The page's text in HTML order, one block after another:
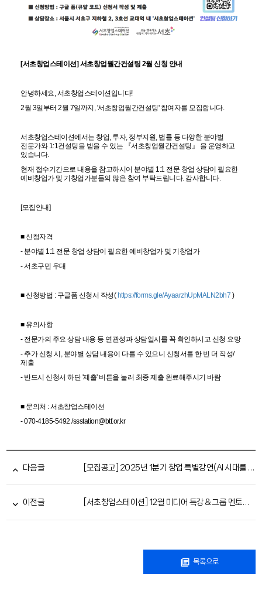
[서초창업스테이션] 서초창업월간컨설팅 2월 신청 안내
안녕하세요, 서초창업스테이션입니다!
2월 3일부터 2월 7일까지, '서초창업월간컨설팅' 참여자를 모집합니다.
서초창업스테이션에서는 창업, 투자, 정부지원, 법률 등 다양한 분야별
전문가와 1:1컨설팅을 받을 수 있는 『서초창업월간컨설팅』 을 운영하고
있습니다.
현재 접수기간으로 내용을 참고하시어 분야별 1:1 전문 창업 상담이 필요한
예비창업가 및 기창업가분들의 많은 참여 부탁드립니다. 감사합니다.
[모집안내]
■ 신청자격
- 분야별 1:1 전문 창업 상담이 필요한 예비창업가 및 기창업가
- 서초구민 우대
■ 신청방법 : 구글폼 신청서 작성(https://forms.gle/AyaarzhUpMALN2bh7 )
■ 유의사항
- 전문가의 주요 상담 내용 등 연관성과 상담일시를 꼭 확인하시고 신청 요망
- 추가 신청 시, 분야별 상담 내용이 다를 수 있으니 신청서를 한 번 더 작성/
제출
- 반드시 신청서 하단 '제출' 버튼을 눌러 최종 제출 완료해주시기 바람
■ 문의처 : 서초창업스테이션
- 070-4185-5492 /ssstation@btf.or.kr
다음글
이전글 [서초창업스테이션] 12월 미디어 특강 & 그룹 멘토링 참여자 모집
목록으로